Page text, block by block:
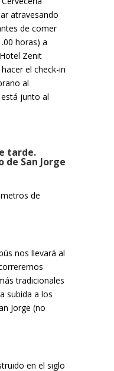
atravesando
de comer
horas) a
Zenit
el check-in
al
junto al
tarde.
San Jorge
de
nos llevará al
tradicionales
subida a los
Jorge (no
en el siglo